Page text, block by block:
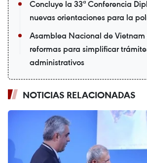
Concluye la 33ª Conferencia
nuevas orientaciones para la
Asamblea Nacional de
reformas para simplificar
administrativos
NOTICIAS RELACIONADAS